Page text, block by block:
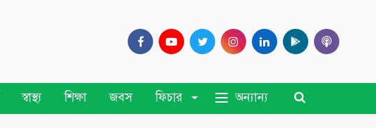
স্বাস্থ্য শিক্ষা জবস ফিচার অন্যান্য